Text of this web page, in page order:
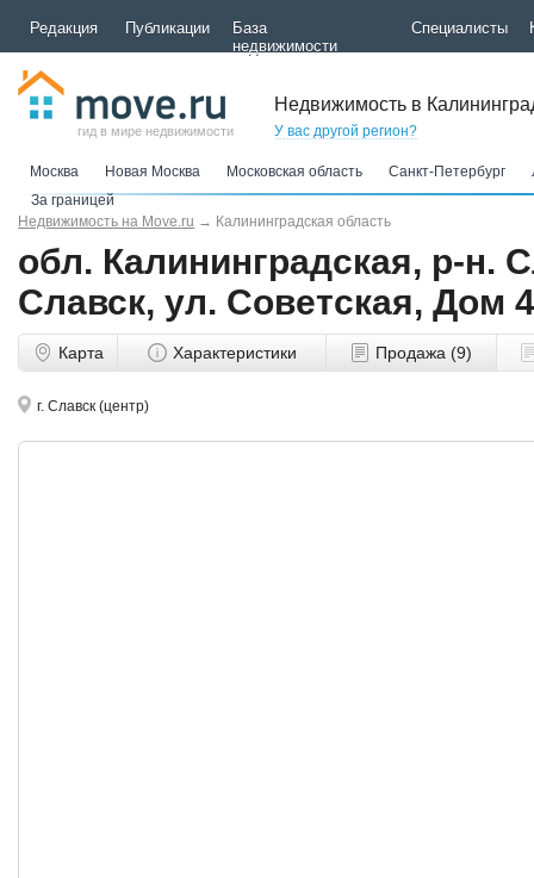
Редакция Публикации
База
недвижимости
Специалисты
гид в мире недвижимости
Недвижимость в
У вас другой регион?
Москва Новая Москва Московская область Санкт-Петербург
За границей
Недвижимость на Move.ru → Калининградская область
обл. Калининградская, р-н.
Славск, ул. Советская, Дом
Карта Характеристики Продажа (9)
г. Славск (центр)